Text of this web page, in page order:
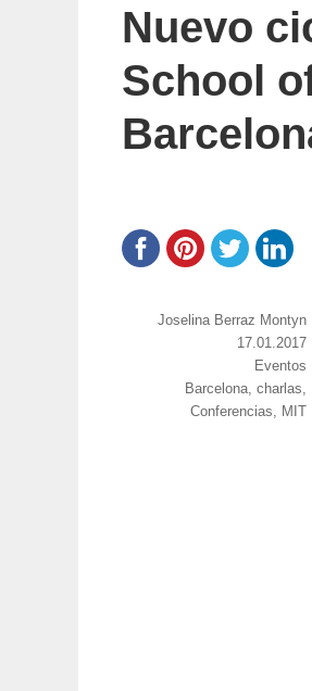
Nuevo
School
https://
Joselina Berraz Montyn
Publicado
17.01.2017
Eventos
Etiquetas
Barcelona,charlas,
Conferencias, MIT